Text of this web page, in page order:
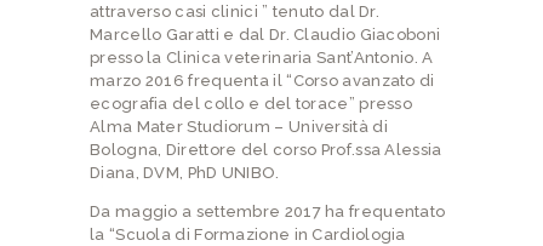
attraverso casi clinici ” tenuto dal Dr.
Marcello Garatti e dal Dr. Claudio Giacoboni
presso la Clinica veterinaria Sant’Antonio. A
marzo 2016 frequenta il “Corso avanzato di
ecografia del collo e del torace” presso
Alma Mater Studiorum – Università di
Bologna, Direttore del corso Prof.ssa Alessia
Diana, DVM, PhD UNIBO.
Da maggio a settembre 2017 ha frequentato
la “Scuola di Formazione in Cardiologia